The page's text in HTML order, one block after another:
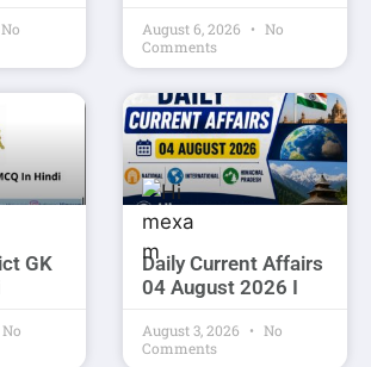
No
August 6, 2026
No
Comments
GK
No
Daily Current Affairs
04 August 2026 I
August 3, 2026
No
Comments